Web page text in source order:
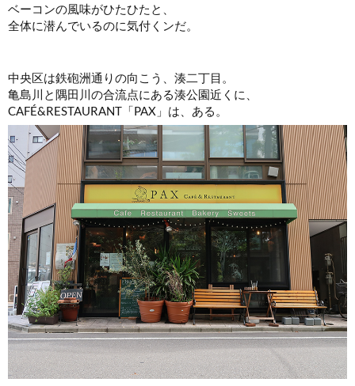
ベーコンの風味がひたひたと、
全体に潜んでいるのに気付くンだ。
中央区は鉄砲洲通りの向こう、湊二丁目。
亀島川と隅田川の合流点にある湊公園近くに、
CAFÉ&RESTAURANT「PAX」は、ある。